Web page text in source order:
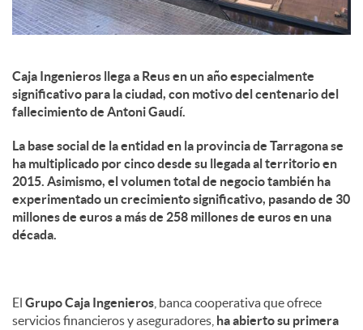
Caja Ingenieros llega a Reus en un año especialmente
significativo para la ciudad, con motivo del centenario del
fallecimiento de Antoni Gaudí.
La base social de la entidad en la provincia de Tarragona se
ha multiplicado por cinco desde su llegada al territorio en
2015. Asimismo, el volumen total de negocio también ha
experimentado un crecimiento significativo, pasando de 30
millones de euros a más de 258 millones de euros en una
década.
El Grupo Caja Ingenieros , banca cooperativa que ofrece
servicios financieros y aseguradores, ha abierto su primera